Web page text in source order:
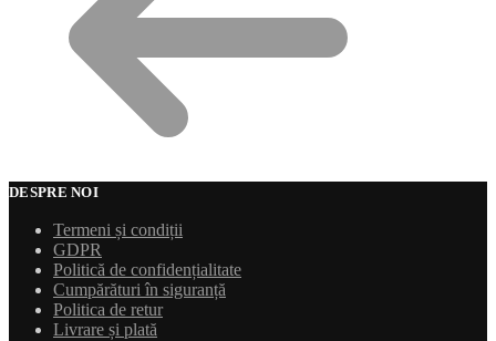
DESPRE NOI
Termeni și condiții
GDPR
Politică de confidențialitate
Cumpărături în siguranță
Politica de retur
Livrare și plată